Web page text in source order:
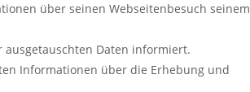
über seinen Webseitenbesuch seinem
Daten informiert.
Informationen über die Erhebung und